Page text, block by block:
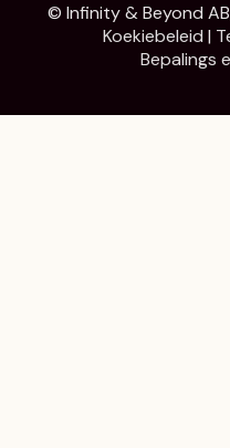
© Infinity & Beyond
Koekiebeleid |
Bepalings